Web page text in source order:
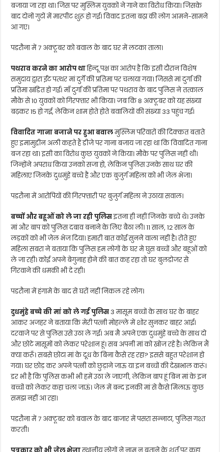
बजाया जा रहा था। जिस पर मुस्लिम युवकों ने गाने का विरोध किया। जिसके
बाद दोनों गुटों में मारपीट शुरू हो गई। विवाद इतना बढ़ा की लोग आमने-सामने
आ गए।
पडरौना में 7 अक्टूबर को बवाल के बाद घर में लटका ताला।
पथराव करने का आरोप थाहिन्दू पक्ष का आरोप है कि इसी दौरान विशेष
समुदाय द्वारा ईंट पत्थर मां दुर्गे की प्रतिमा पर चलाया गया। जिससे मां दुर्गा की
प्रतिमा खंडित हो गई। माँ दुर्गा की प्रतिमा पर पथराव के बाद पुलिस ने तत्काल
मौके से 10 युवकों को गिरफ्तार भी किया। जब कि 8 अक्टूबर को यह संख्या
बढ़कर 15 हो गई, लेकिन शाम होते होते बवालियों की संख्या 33 पहुंच गई।
विवादित गाना बजाने पर हुआ बवालमुस्लिम परिवारों की दिक्कत बताते
हुए इमामुद्दीन अली कहते हैं डीजे पर गाना बजाय जा रहा था कि विवादित गाना
बज रहा था। इसी का विरोध कुछ युवकों ने किया। मौके पर पुलिस नहीं थी।
जिन्होंने अपराध किया उनको सजा हो, लेकिन पुलिस उनके साथ घर की
महिलाए जिनके दुधमुंहे बच्चे है और एक बुजुर्ग महिला को भी जेल भेजा।
पडरौना में आरोपियों की गिरफ्तारी पर बुजुर्ग महिला ने उठाया सवाल।
बच्चों और बहूओं को ले जा रही पुलिसइतना ही नहीं जिनके बच्चे थे। उनके
मां और बाप को पुलिस दबाव बनाने के लिए बैठा ली। 11 साल, 12 साल के
लड़कों को भी जेल भेज दिया। हमारी बात कोई सुनने वाला नहीं है। रोते हुए
महिला सबरा ने बताया कि पुलिस हम लोगों के घर मे घुस बच्चों और बहूओं को
ले जा रही। कोई अपने बेगुनाह होने की बात कह रहा तो घर बुलडोजर से
गिरवाने की धमकी भी दे रही।
पडरौना में हंगामे के बाद से घरों नहीं निकल रहे लोग।
दुधमुंहे बच्चे की मां को ले गई पुलिस 3 मासूम बच्चों के साथ घर के बाहर
आकर अजहर ने बताया कि मेरी पत्नी मोहल्ले में शोर सुनकर बाहर आई।
दरवाजे पर से पुलिस उसे उठा ले गई। अब मै अपने एक दुधमुंहे बच्चे के साथ दो
और छोटे मासूमों को लेकर परेशान हूं। सब अपनी मां को खोज रहे है। लेकिन मैं
क्या करूँ। सबसे छोटा मां के दूध के बिना कैसे रह रहा? इससे बहुत परेशान हो
गया। घर छोड़ कर अपने पत्नी को छुड़ाने जाऊ या इन बच्चों की देखभाल करूं।
डर भी है कि पुलिस कभी भी हमें उठा ले जाएगी, लेकिन बाप हूं बिन मां के इन
बच्चों को लेकर कहा चला जाऊं। जेल में बन्द इनकी मां से कैसे मिलाऊ कुछ
समझ नहीं आ रहा।
पडरौना में 7 अक्टूबर को बवाल के बाद बाजार में पसरा सन्नाटा, पुलिस गश्त
करती।